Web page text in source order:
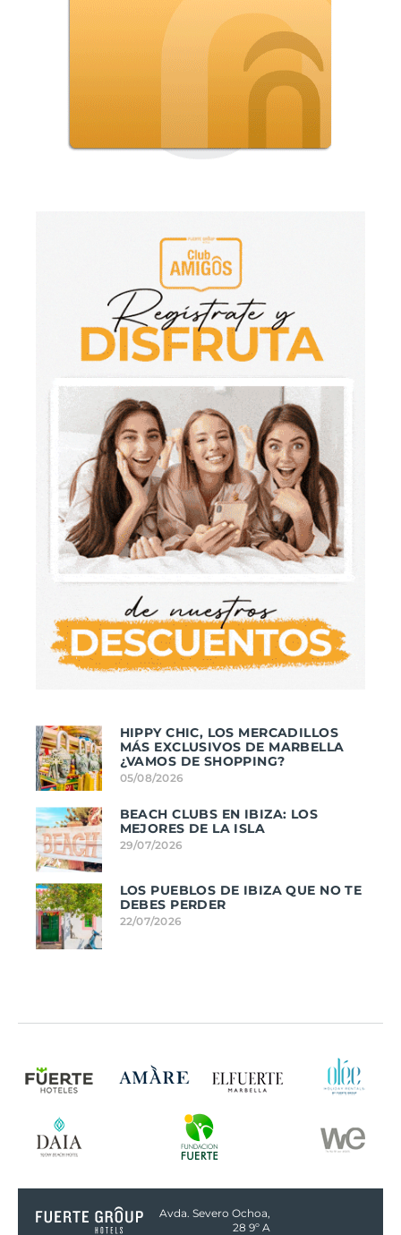
HIPPY CHIC, LOS MERCADILLOS
MÁS EXCLUSIVOS DE MARBELLA
¿VAMOS DE SHOPPING?
05/08/2026
BEACH CLUBS EN IBIZA: LOS
MEJORES DE LA ISLA
29/07/2026
LOS PUEBLOS DE IBIZA QUE NO TE
DEBES PERDER
22/07/2026
Avda. Severo Ochoa,
28 9º A